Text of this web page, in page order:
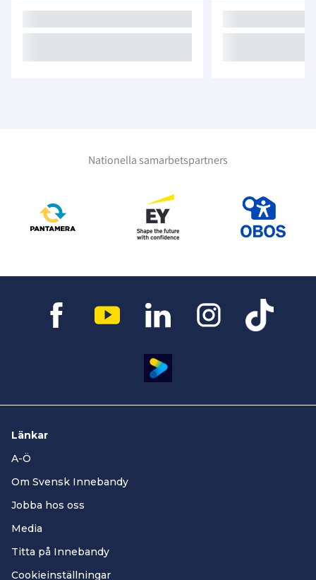
Nationella samarbetspartners
Länkar
A-Ö
Om Svensk Innebandy
Jobba hos oss
Media
Titta på Innebandy
Cookieinställningar